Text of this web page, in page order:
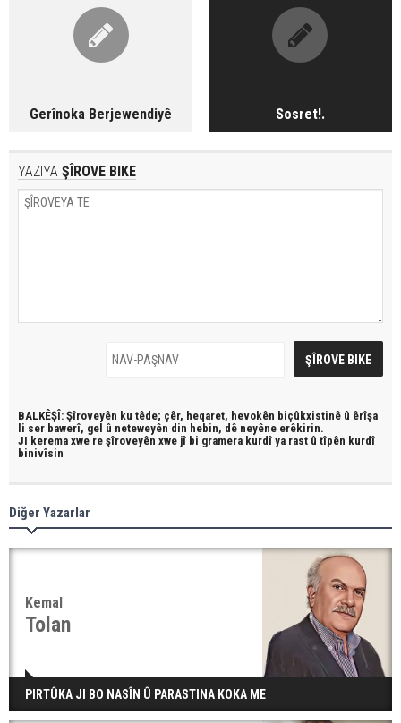
Gerînoka Berjewendiyê Sosret!.
YAZIYA ŞÎROVE BIKE
BALKÊŞÎ: Şîroveyên ku têde; çêr, heqaret, hevokên biçûkxistinê û êrîşa
li ser bawerî, gel û neteweyên din hebin, dê neyêne erêkirin.
JI kerema xwe re şîroveyên xwe jî bi gramera kurdî ya rast û tîpên kurdî
binivîsin
Diğer Yazarlar
Kemal
Tolan
PIRTÛKA JI BO NASÎN Û PARASTINA KOKA ME